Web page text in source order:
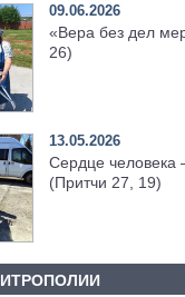
09.06.2026
«Вера без дел
26)
13.05.2026
Сердце человека
(Притчи 27, 19)